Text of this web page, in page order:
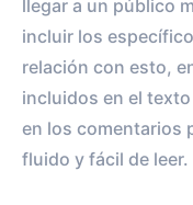
llegar a un público
incluir los
relación con esto,
incluidos en el
en los comentarios
fluido y fácil de leer.